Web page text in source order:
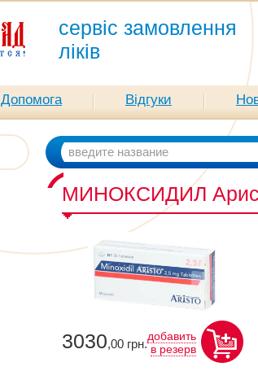
сервіс замовлення
ліків
Допомога Відгуки
МИНОКСИДИЛ
3030,00 грн.
добавить
в резерв